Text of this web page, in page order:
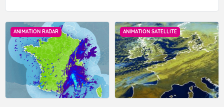
ANIMATION RADAR ANIMATION SATELLITE